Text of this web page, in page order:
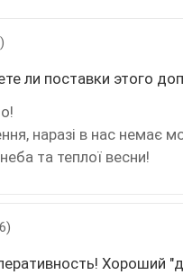
ли поставки этого
наразі в нас немає
та теплої весни!
Хороший